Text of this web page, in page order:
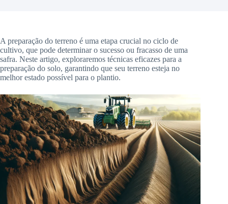
A preparação do terreno é uma etapa crucial no ciclo de
cultivo, que pode determinar o sucesso ou fracasso de uma
safra. Neste artigo, exploraremos técnicas eficazes para a
preparação do solo, garantindo que seu terreno esteja no
melhor estado possível para o plantio.